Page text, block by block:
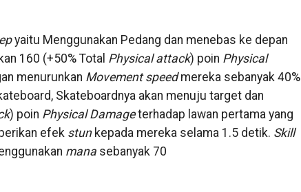
yaitu Menggunakan Pedang dan menebas ke depan
160 (+50% Total Physical attack) poin Physical
menurunkan Movement speedmereka sebanyak 40%
Skateboardnya akan menuju target dan
) poin Physical Damageterhadap lawan pertama yang
efek stunkepada mereka selama 1.5 detik. Skill
manasebanyak 70